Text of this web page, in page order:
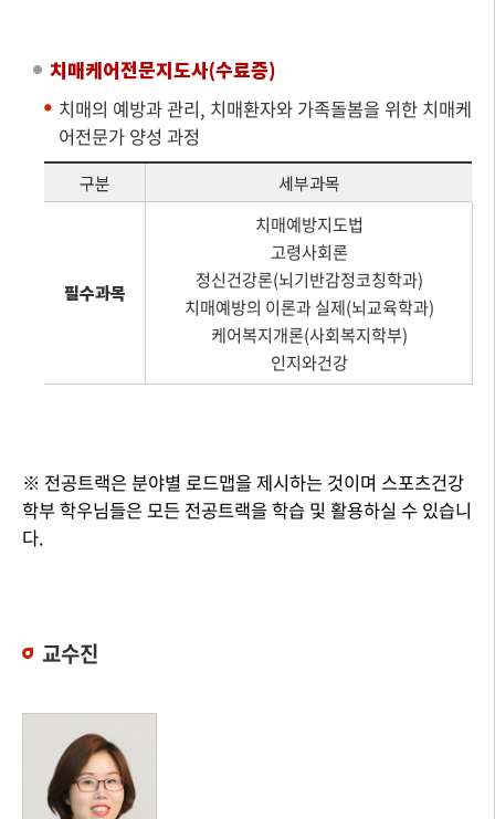
치매케어전문지도사(수료증)
치매의 예방과 관리, 치매환자와 가족돌봄을 위한 치매케
어전문가 양성 과정
구분 세부과목
필수과목
치매예방지도법
고령사회론
정신건강론(뇌기반감정코칭학과)
치매예방의 이론과 실제(뇌교육학과)
케어복지개론(사회복지학부)
인지와건강
※ 전공트랙은 분야별 로드맵을 제시하는 것이며 스포츠건강
학부 학우님들은 모든 전공트랙을 학습 및 활용하실 수 있습니
다.
교수진